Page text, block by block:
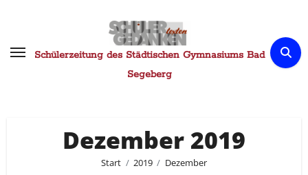
springenSchülerzeitung des Städtischen Gymnasiums Bad
Segeberg
Dezember 2019
Start 2019 Dezember